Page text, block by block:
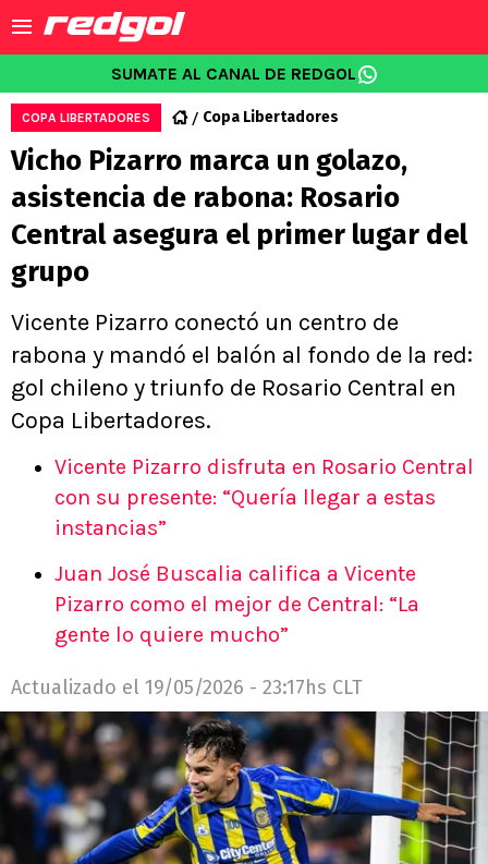
SUMATE AL CANAL DE REDGOL
COPA LIBERTADORES Copa Libertadores
Vicho Pizarro marca un golazo,
asistencia de rabona: Rosario
Central asegura el primer lugar del
grupo
Vicente Pizarro conectó un centro de
rabona y mandó el balón al fondo de la red:
gol chileno y triunfo de Rosario Central en
Copa Libertadores.
Vicente Pizarro disfruta en Rosario Central
con su presente: “Quería llegar a estas
instancias”
Juan José Buscalia califica a Vicente
Pizarro como el mejor de Central: “La
gente lo quiere mucho”
Actualizado el 19/05/2026 - 23:17hs CLT